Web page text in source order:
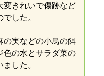
変きれいで傷跡など
した。
の実などの小鳥の餌
色の水とサラダ菜の
した。